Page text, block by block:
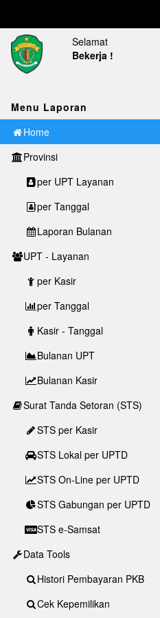
Selamat
Bekerja !
Menu Laporan
Home
Provinsi
per UPT Layanan
per Tanggal
Laporan Bulanan
UPT - Layanan
per Kasir
per Tanggal
Kasir - Tanggal
Bulanan UPT
Bulanan Kasir
Surat Tanda Setoran (STS)
STS per Kasir
STS Lokal per UPTD
STS On-Line per UPTD
STS Gabungan per UPTD
STS e-Samsat
Data Tools
Histori Pembayaran PKB
Cek Kepemilikan